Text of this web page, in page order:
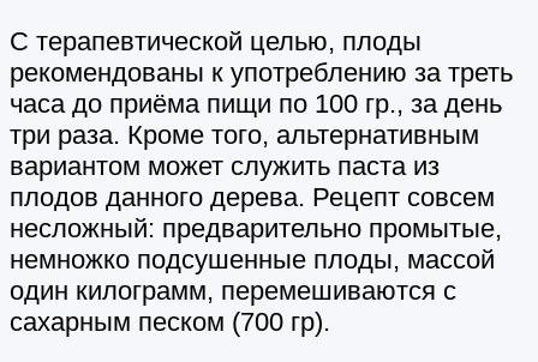
С терапевтической целью, плоды
рекомендованы к употреблению за треть
часа до приёма пищи по 100 гр., за день
три раза. Кроме того, альтернативным
вариантом может служить паста из
плодов данного дерева. Рецепт совсем
несложный: предварительно промытые,
немножко подсушенные плоды, массой
один килограмм, перемешиваются с
сахарным песком (700 гр).